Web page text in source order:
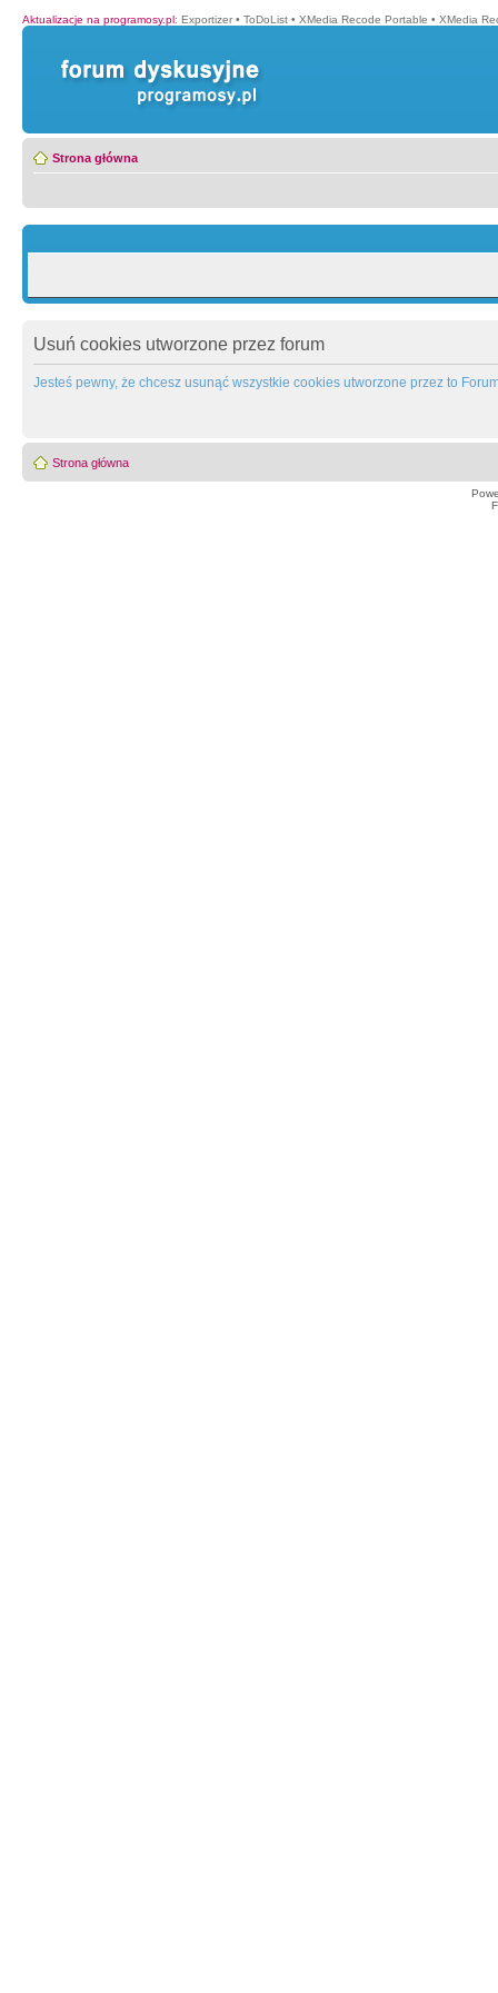
Aktualizacje na programosy.pl: Exportizer • ToDoList • XMedia Recode Portable • XMedia
Strona główna
Usuń cookies utworzone przez forum
Jesteś pewny, że chcesz usunąć wszystkie cookies utworzone przez to
Strona główna